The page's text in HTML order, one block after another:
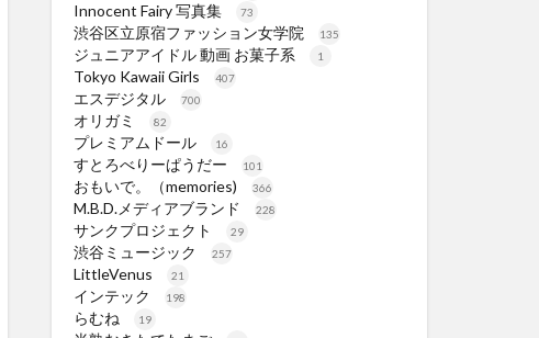
Innocent Fairy 写真集 73
渋谷区立原宿ファッション女学院 135
ジュニアアイドル 動画 お菓子系 1
Tokyo Kawaii Girls 407
エスデジタル 700
オリガミ 82
プレミアムドール 16
すとろべりーぱうだー 101
おもいで。（memories) 366
M.B.D.メディアブランド 228
サンクプロジェクト 29
渋谷ミュージック 257
LittleVenus 21
インテック 198
らむね 19